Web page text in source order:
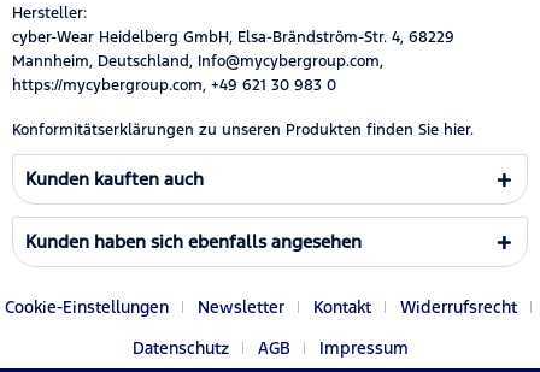
Hersteller:
cyber-Wear Heidelberg GmbH, Elsa-Brändström-Str. 4, 68229
Mannheim, Deutschland, Info@mycybergroup.com,
https://mycybergroup.com, +49 621 30 983 0
Konformitätserklärungen zu unseren Produkten finden Sie hier.
Kunden kauften auch
Kunden haben sich ebenfalls angesehen
Cookie-Einstellungen Newsletter Kontakt
Widerrufsrecht
Datenschutz
AGB Impressum